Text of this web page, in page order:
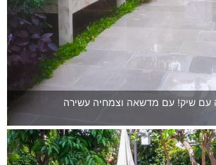
עם שיק! עם מדשאה וצמחיה עשירה